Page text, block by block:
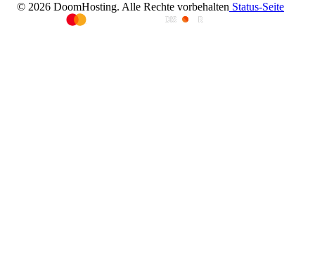
© 2026 DoomHosting. Alle Rechte vorbehalten Status-Seite